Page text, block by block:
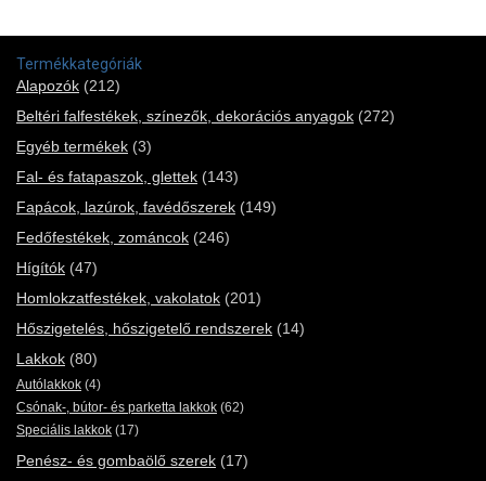
Termékkategóriák
Alapozók (212)
Beltéri falfestékek, színezők, dekorációs anyagok (272)
Egyéb termékek (3)
Fal- és fatapaszok, glettek (143)
Fapácok, lazúrok, favédőszerek (149)
Fedőfestékek, zománcok (246)
Hígítók (47)
Homlokzatfestékek, vakolatok (201)
Hőszigetelés, hőszigetelő rendszerek (14)
Lakkok (80)
Autólakkok (4)
Csónak-, bútor- és parketta lakkok (62)
Speciális lakkok (17)
Penész- és gombaölő szerek (17)